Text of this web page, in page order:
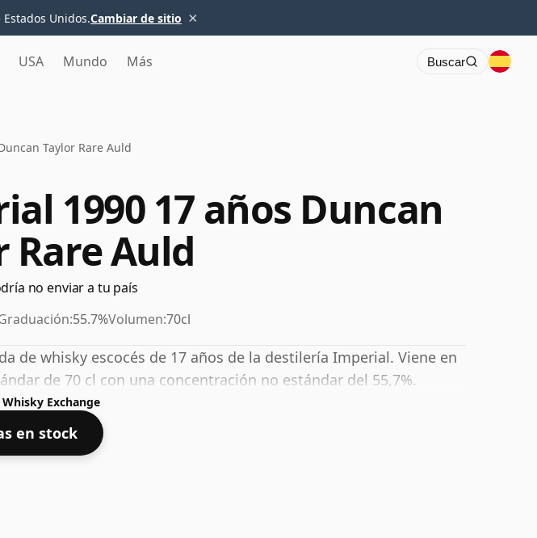
Unidos.Cambiar de sitio ×
USA Mundo Más Buscar
Taylor Rare Auld
1990 17 años Duncan
Rare Auld
no enviar a tu país
55.7%Volumen:70cl
de whisky escocés de 17 años de la destilería Imperial. Viene en
de 70 cl con una concentración no estándar del 55,7%.
Whisky Exchange
en stock